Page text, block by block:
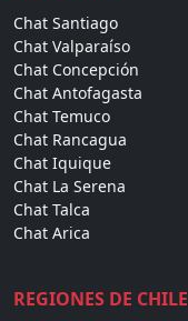
Chat Santiago
Chat Valparaíso
Chat Concepción
Chat Antofagasta
Chat Temuco
Chat Rancagua
Chat Iquique
Chat La Serena
Chat Talca
Chat Arica
REGIONES DE CHILE